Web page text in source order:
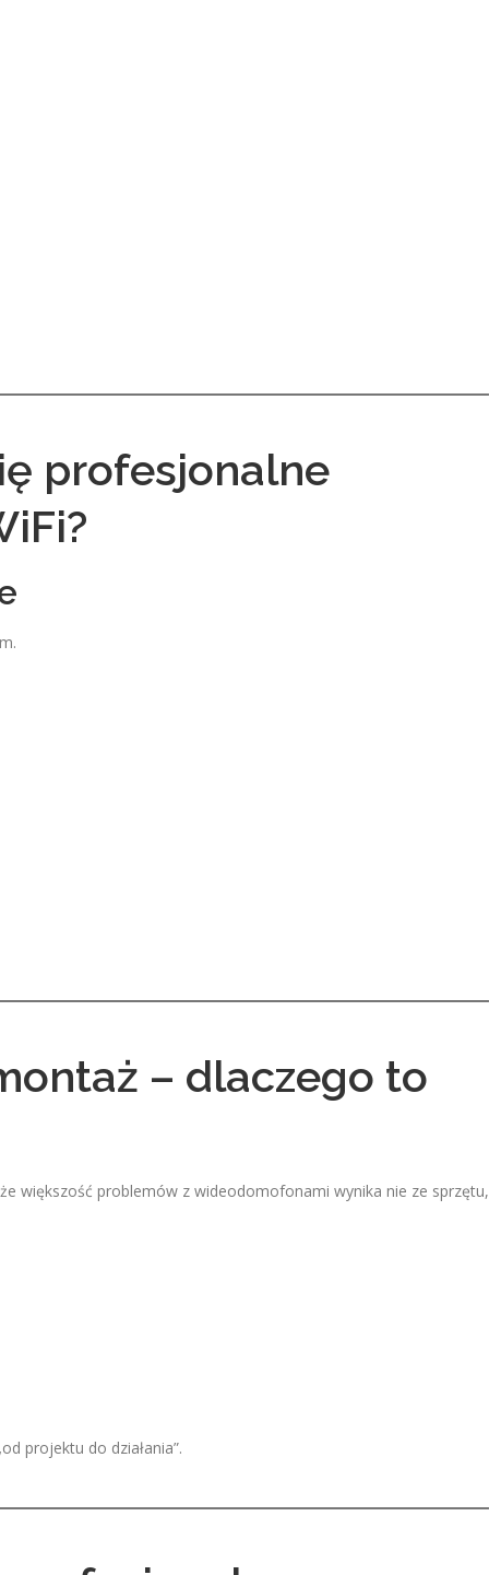
profesjonalne
– dlaczego to
większość problemów z wideodomofonami wynika nie ze sprzętu,
projektu do działania”.